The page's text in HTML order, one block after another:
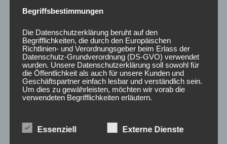
Bewertet
mit
5
Begriffsbestimmungen
Die Datenschutzerklärung beruht auf den
Begrifflichkeiten, die durch den Europäischen
Richtlinien- und Verordnungsgeber beim Erlass der
Datenschutz-Grundverordnung (DS-GVO) verwendet
wurden. Unsere Datenschutzerklärung soll sowohl für
die Öffentlichkeit als auch für unsere Kunden und
Geschäftspartner einfach lesbar und verständlich sein.
Um dies zu gewährleisten, möchten wir vorab die
verwendeten Begrifflichkeiten erläutern.
Wir verwenden in dieser Datenschutzerklärung
unter anderem die folgenden Begriffe:
Essenziell Externe Dienste